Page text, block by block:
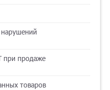
при продаже
товаров